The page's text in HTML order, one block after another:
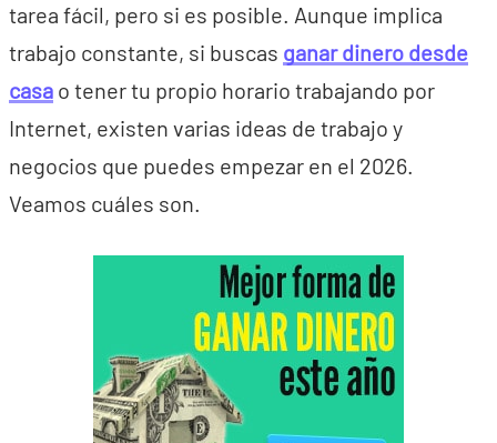
tarea fácil, pero si es posible. Aunque implica
trabajo constante, si buscas ganar dinero desde
casa o tener tu propio horario trabajando por
Internet, existen varias ideas de trabajo y
negocios que puedes empezar en el 2026.
Veamos cuáles son.